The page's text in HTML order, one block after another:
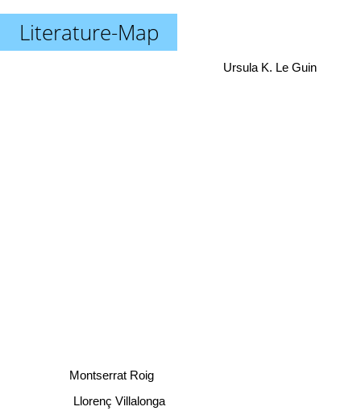
Literature-Map
Llorenç Villalonga
Montserrat Roig
Ursula K. Le Guin